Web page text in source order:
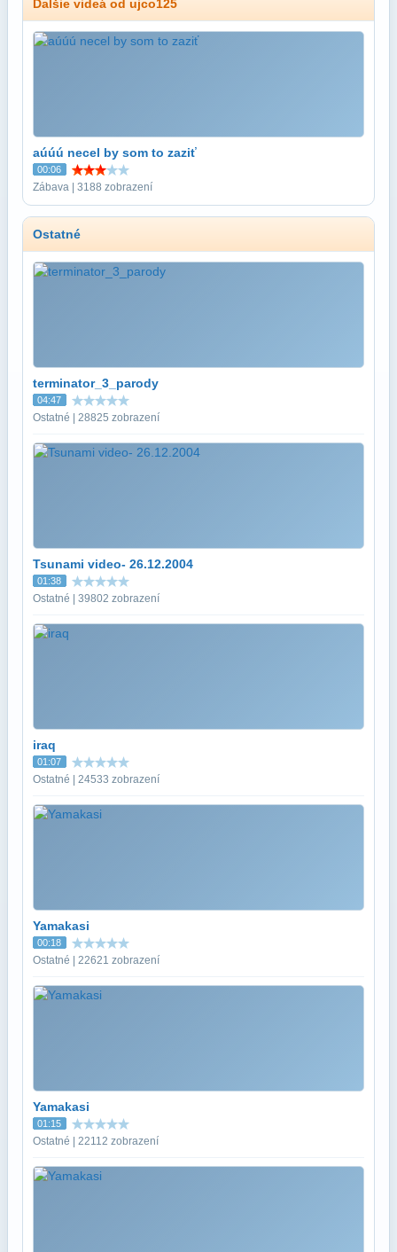
Ďalšie videá od ujco125
aúúú necel by som to zaziť
00:06
Zábava | 3188 zobrazení
Ostatné
terminator_3_parody
04:47
Ostatné | 28825 zobrazení
Tsunami video- 26.12.2004
01:38
Ostatné | 39802 zobrazení
iraq
01:07
Ostatné | 24533 zobrazení
Yamakasi
00:18
Ostatné | 22621 zobrazení
Yamakasi
01:15
Ostatné | 22112 zobrazení